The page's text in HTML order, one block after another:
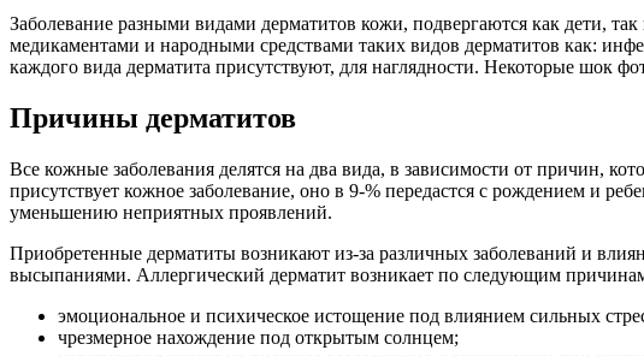
Заболевание разными видами дерматитов кожи, подвергаются как дети,
медикаментами и народными средствами таких видов дерматитов как:
каждого вида дерматита присутствуют, для наглядности. Некоторые шок
Причины дерматитов
Все кожные заболевания делятся на два вида, в зависимости от причин,
присутствует кожное заболевание, оно в 9-% передастся с рождением и
уменьшению неприятных проявлений.
Приобретенные дерматиты возникают из-за различных заболеваний и
высыпаниями. Аллергический дерматит возникает по следующим
эмоциональное и психическое истощение под влиянием сильных
чрезмерное нахождение под открытым солнцем;